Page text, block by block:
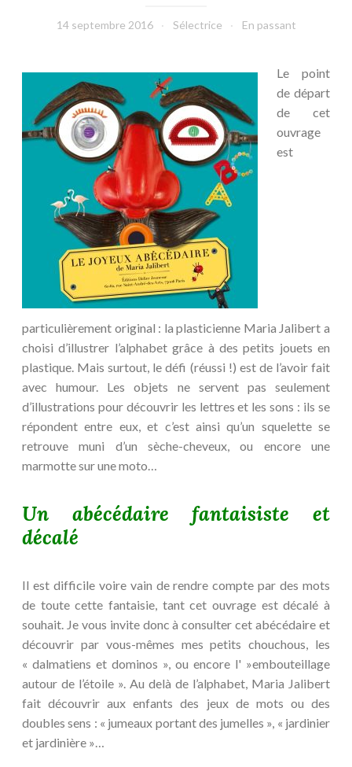
14 septembre 2016 Sélectrice En passant
Le point
de départ
de cet
ouvrage
est
particulièrement original : la plasticienne Maria Jalibert a
choisi d’illustrer l’alphabet grâce à des petits jouets en
plastique. Mais surtout, le défi (réussi !) est de l’avoir fait
avec humour. Les objets ne servent pas seulement
d’illustrations pour découvrir les lettres et les sons : ils se
répondent entre eux, et c’est ainsi qu’un squelette se
retrouve muni d’un sèche-cheveux, ou encore une
marmotte sur une moto…
Un abécédaire fantaisiste et
décalé
Il est difficile voire vain de rendre compte par des mots
de toute cette fantaisie, tant cet ouvrage est décalé à
souhait. Je vous invite donc à consulter cet abécédaire et
découvrir par vous-mêmes mes petits chouchous, les
« dalmatiens et dominos », ou encore l' »embouteillage
autour de l’étoile ». Au delà de l’alphabet, Maria Jalibert
fait découvrir aux enfants des jeux de mots ou des
doubles sens : « jumeaux portant des jumelles », « jardinier
et jardinière »…